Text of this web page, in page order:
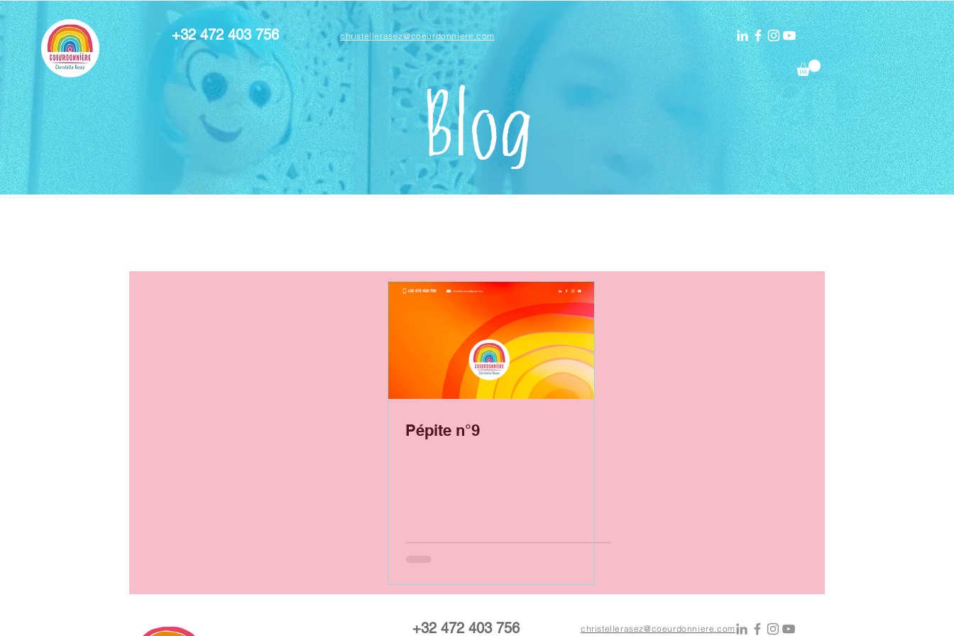
+32 472 403 756 christellerasez@coeurdonniere.com
Blog
Pépite n°9
+32 472 403 756 christellerasez@coeurdonniere.com